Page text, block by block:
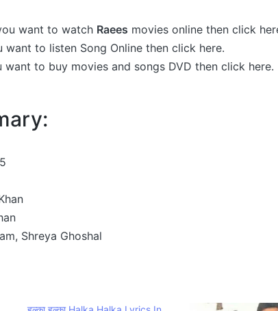
want to watch Raees movies online then click
want to listen Song Online then click here.
want to buy movies and songs DVD then click here.
Shreya Ghoshal